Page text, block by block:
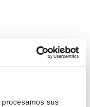
procesamos sus